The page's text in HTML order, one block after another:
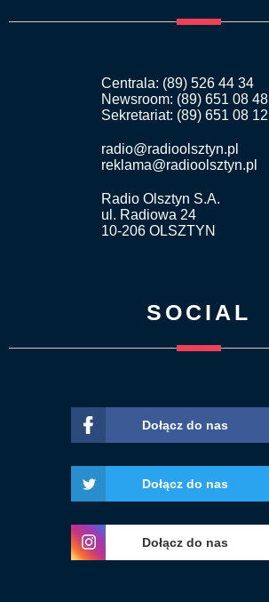
Centrala: (89) 526 44 34
Newsroom: (89) 651 08 48
Sekretariat: (89) 651 08 12
radio@radioolsztyn.pl
reklama@radioolsztyn.pl
Radio Olsztyn S.A.
ul. Radiowa 24
10-206 OLSZTYN
SOCIAL
Dołącz do nas
Dołącz do nas
Dołącz do nas